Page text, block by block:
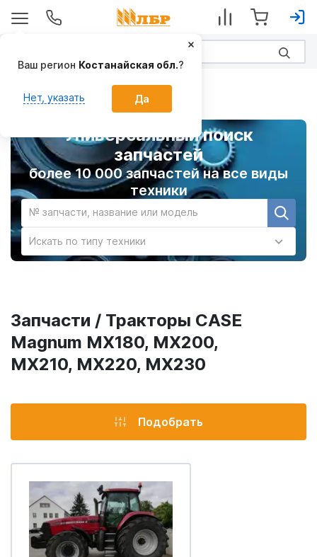
Универсальный поиск
запчастей
более 10 000 запчастей на все виды
техники
№ запчасти, название или модель
Искать по типу техники
Запчасти / Тракторы CASE
Magnum MX180, MX200,
MX210, MX220, MX230
Подобрать
Ваш регион Костанайская обл.?
Нет, указать Да